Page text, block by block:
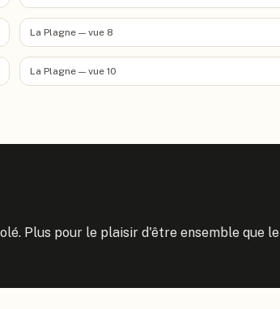
La Plagne — vue 8
La Plagne — vue 10
Plus pour le plaisir d'être ensemble que le